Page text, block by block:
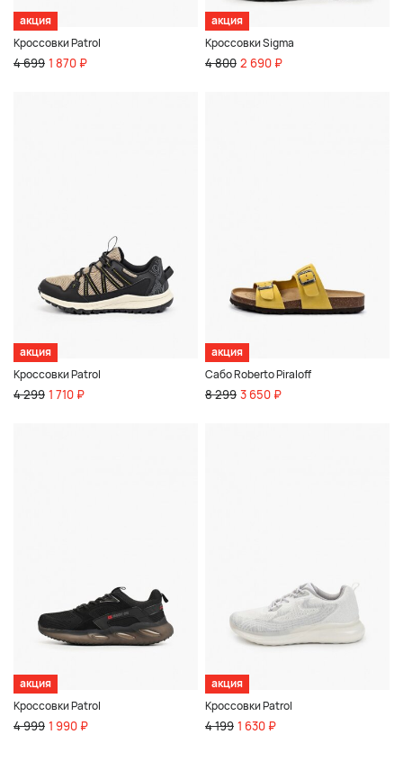
акция
Кроссовки Patrol
4 699 1 870 ₽
акция
Кроссовки Sigma
4 800 2 690 ₽
акция
Кроссовки Patrol
4 299 1 710 ₽
акция
Сабо Roberto Piraloff
8 299 3 650 ₽
акция
Кроссовки Patrol
4 999 1 990 ₽
акция
Кроссовки Patrol
4 199 1 630 ₽